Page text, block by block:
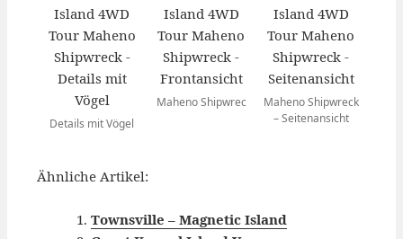
Details mit Vögel
Maheno Shipwrec
Maheno Shipwreck
– Seitenansicht
Ähnliche Artikel:
Townsville – Magnetic Island